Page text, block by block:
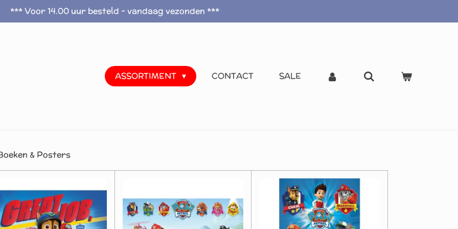
*** Voor 14.00 uur besteld - vandaag vezonden ***
ASSORTIMENT CONTACT SALE
& Posters